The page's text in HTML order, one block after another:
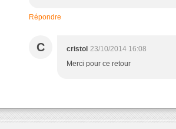
Répondre
C cristol 23/10/2014 16:08
Merci pour ce retour